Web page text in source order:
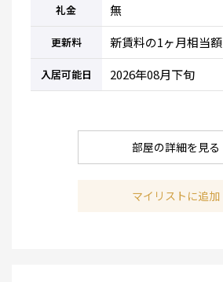
礼金 無
更新料 新賃料の1ヶ月相当額
入居可能日 2026年08月下旬
部屋の詳細を見る
マイリストに追加